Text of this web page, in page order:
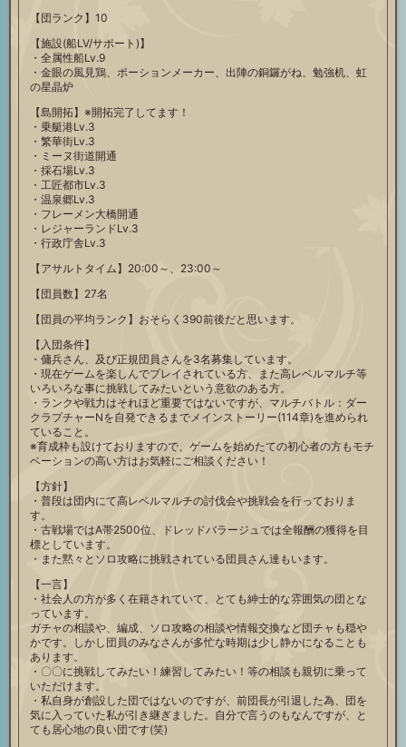
【団ランク】10
【施設(船LV/サポート)】
・全属性船Lv.9
・金眼の風見鶏、ポーションメーカー、出陣の銅鑼がね、勉強机、虹
の星晶炉
【島開拓】※開拓完了してます！
・乗艇港Lv.3
・繁華街Lv.3
・ミーヌ街道開通
・採石場Lv.3
・工匠都市Lv.3
・温泉郷Lv.3
・フレーメン大橋開通
・レジャーランドLv.3
・行政庁舎Lv.3
【アサルトタイム】20:00～、23:00～
【団員数】27名
【団員の平均ランク】おそらく390前後だと思います。
【入団条件】
・傭兵さん、及び正規団員さんを3名募集しています。
・現在ゲームを楽しんでプレイされている方、また高レベルマルチ等
いろいろな事に挑戦してみたいという意欲のある方。
・ランクや戦力はそれほど重要ではないですが、マルチバトル：ダー
クラプチャーNを自発できるまでメインストーリー(114章)を進められ
ていること。
※育成枠も設けておりますので、ゲームを始めたての初心者の方もモチ
ベーションの高い方はお気軽にご相談ください！
【方針】
・普段は団内にて高レベルマルチの討伐会や挑戦会を行っておりま
す。
・古戦場ではA帯2500位、ドレッドバラージュでは全報酬の獲得を目
標としています。
・また黙々とソロ攻略に挑戦されている団員さん達もいます。
【一言】
・社会人の方が多く在籍されていて、とても紳士的な雰囲気の団とな
っています。
ガチャの相談や、編成、ソロ攻略の相談や情報交換など団チャも穏や
かです。しかし団員のみなさんが多忙な時期は少し静かになることも
あります。
・〇〇に挑戦してみたい！練習してみたい！等の相談も親切に乗って
いただけます。
・私自身が創設した団ではないのですが、前団長が引退した為、団を
気に入っていた私が引き継ぎました。自分で言うのもなんですが、と
ても居心地の良い団です(笑)